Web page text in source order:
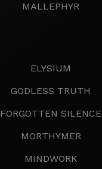
MALLEPHYR
ELYSIUM
GODLESS TRUTH
FORGOTTEN SILENCE
MORTHYMER
MINDWORK